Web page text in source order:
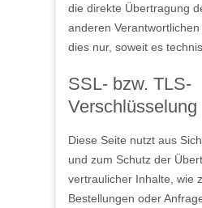
die direkte Übertragung
anderen
dies nur, soweit es
SSL- bzw. TLS-
Verschlüsselung
Diese Seite nutzt aus
und zum Schutz der
vertraulicher Inhalte, wie
Bestellungen oder